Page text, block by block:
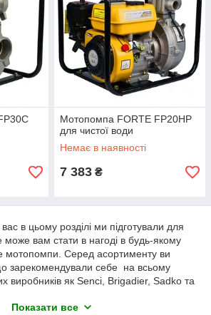
Мотопомпа FORTE FP20HP
для чистої води
Немає в наявності
7 383 ₴
в цьому розділі ми підготували для
може вам стати в нагоді в будь-якому
мотопомпи. Серед асортименту ви
зарекомендували себе на всьому
виробників як Senci, Brigadier, Sadko та
ви можете зустріти як бензинові
Показати все